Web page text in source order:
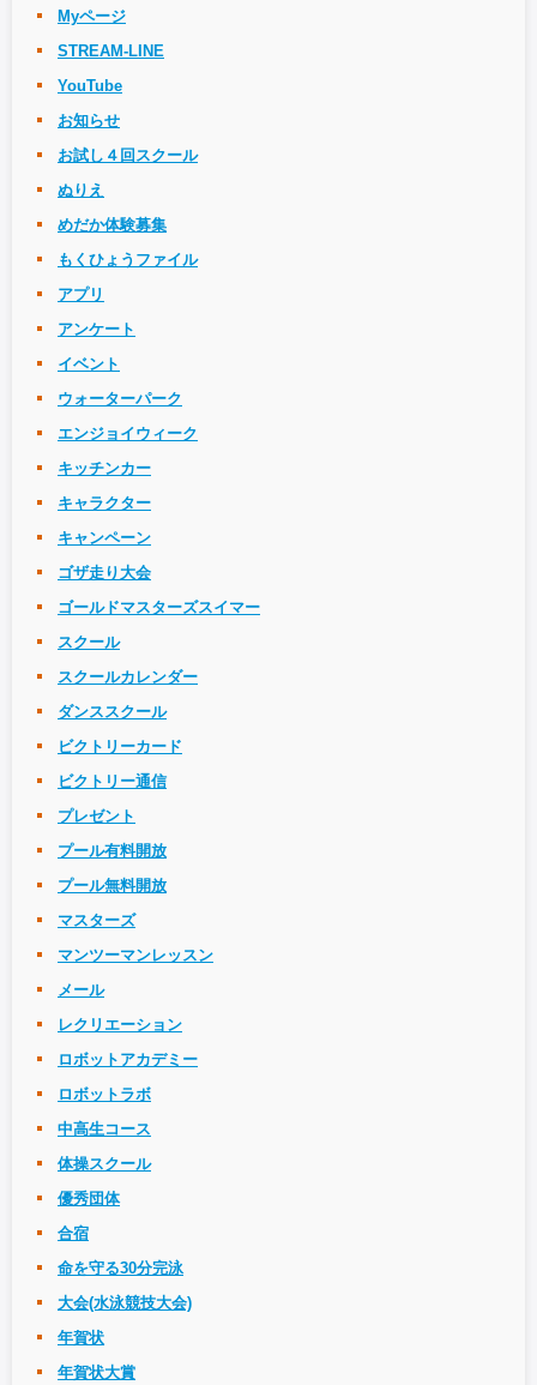
Myページ
STREAM-LINE
YouTube
お知らせ
お試し４回スクール
ぬりえ
めだか体験募集
もくひょうファイル
アプリ
アンケート
イベント
ウォーターパーク
エンジョイウィーク
キッチンカー
キャラクター
キャンペーン
ゴザ走り大会
ゴールドマスターズスイマー
スクール
スクールカレンダー
ダンススクール
ビクトリーカード
ビクトリー通信
プレゼント
プール有料開放
プール無料開放
マスターズ
マンツーマンレッスン
メール
レクリエーション
ロボットアカデミー
ロボットラボ
中高生コース
体操スクール
優秀団体
合宿
命を守る30分完泳
大会(水泳競技大会)
年賀状
年賀状大賞